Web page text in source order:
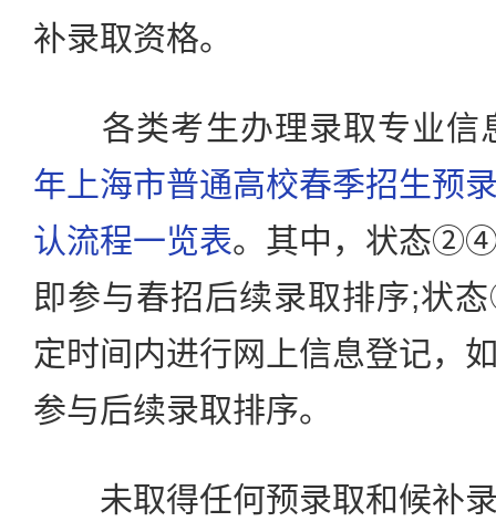
补录取资格。
各类考生办理录取专业信
年上海市普通高校春季招生预
认流程一览表。其中，状态②④
即参与春招后续录取排序;
定时间内进行网上信息登记，
参与后续录取排序。
未取得任何预录取和候补录